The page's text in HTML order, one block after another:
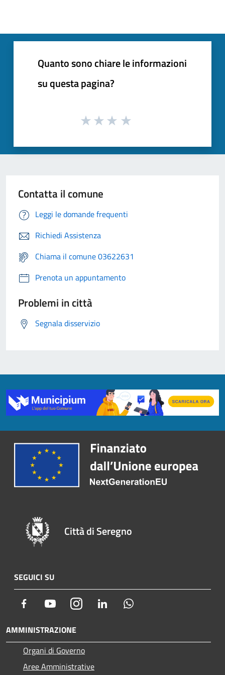
Quanto sono chiare le informazioni
su questa pagina?
Contatta il comune
Leggi le domande frequenti
Richiedi Assistenza
Chiama il comune 03622631
Prenota un appuntamento
Problemi in città
Segnala disservizio
Città di Seregno
SEGUICI SU
Facebook YoutubeInstagram LinkedIn
AMMINISTRAZIONE
Organi di Governo
Aree Amministrative